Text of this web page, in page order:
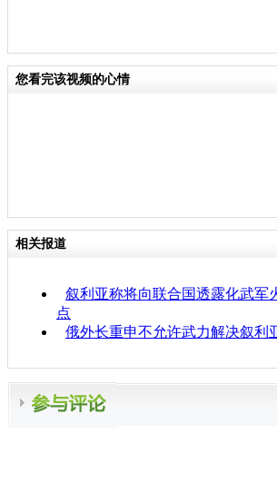
您看完该视频的心情
相关报道
叙利亚称将向联合国透露化武军
点
俄外长重申不允许武力解决叙利